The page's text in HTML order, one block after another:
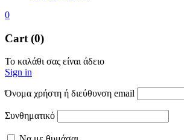
0
Cart (0)
Το καλάθι σας είναι άδειο
Sign in
Όνομα χρήστη ή διεύθυνση email
Συνθηματικό